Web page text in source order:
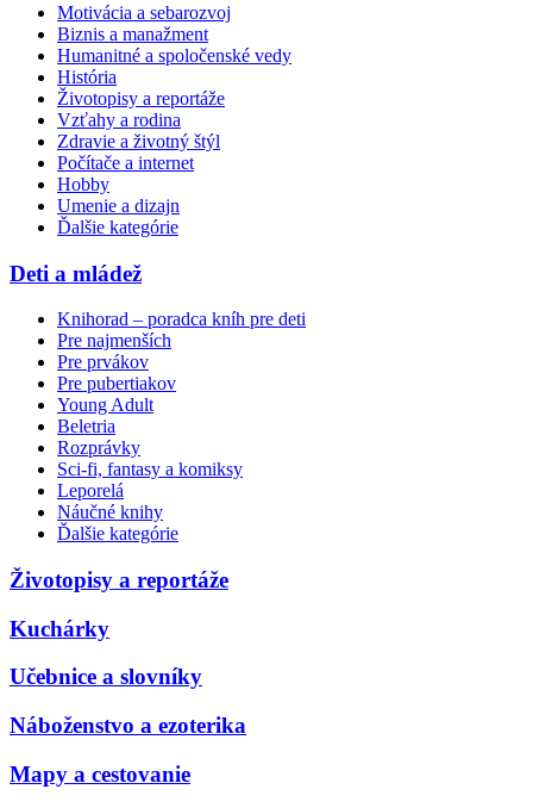
Motivácia a sebarozvoj
Biznis a manažment
Humanitné a spoločenské vedy
História
Životopisy a reportáže
Vzťahy a rodina
Zdravie a životný štýl
Počítače a internet
Hobby
Umenie a dizajn
Ďalšie kategórie
Deti a mládež
Knihorad – poradca kníh pre deti
Pre najmenších
Pre prvákov
Pre pubertiakov
Young Adult
Beletria
Rozprávky
Sci-fi, fantasy a komiksy
Leporelá
Náučné knihy
Ďalšie kategórie
Životopisy a reportáže
Kuchárky
Učebnice a slovníky
Náboženstvo a ezoterika
Mapy a cestovanie